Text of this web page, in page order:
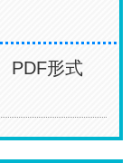
PDF形式